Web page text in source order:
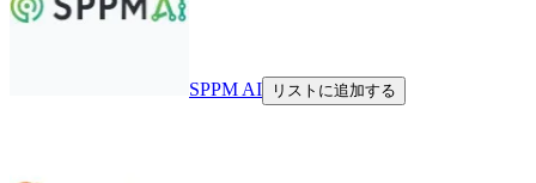
SPPM AI リストに追加する